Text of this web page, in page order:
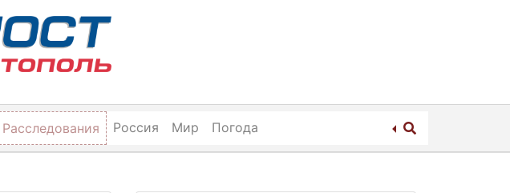
Расследования Россия Мир Погода